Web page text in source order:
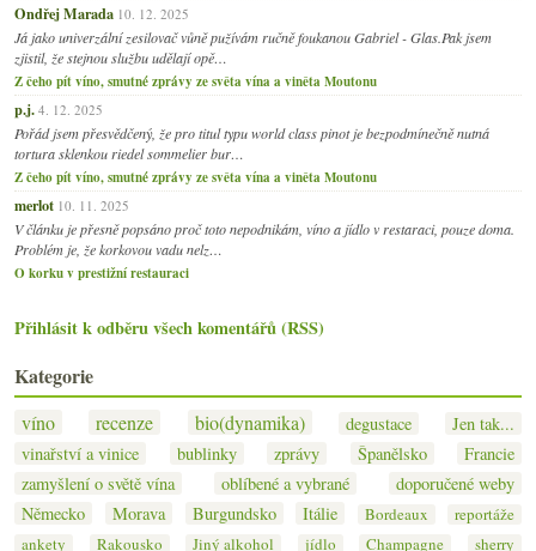
Ondřej Marada 10. 12. 2025
Já jako univerzální zesilovač vůně pužívám ručně foukanou Gabriel - Glas.Pak jsem
zjistil, že stejnou službu udělají opě…
Z čeho pít víno, smutné zprávy ze světa vína a viněta Moutonu
p.j. 4. 12. 2025
Pořád jsem přesvědčený, že pro titul typu world class pinot je bezpodmínečně nutná
tortura sklenkou riedel sommelier bur…
Z čeho pít víno, smutné zprávy ze světa vína a viněta Moutonu
merlot 10. 11. 2025
V článku je přesně popsáno proč toto nepodnikám, víno a jídlo v restaraci, pouze doma.
Problém je, že korkovou vadu nelz…
O korku v prestižní restauraci
Přihlásit k odběru všech komentářů (RSS)
Kategorie
víno recenze bio(dynamika) degustace
Jen tak...
vinařství a vinice
bublinky zprávy Španělsko
Francie
zamyšlení o světě vína
oblíbené a vybrané
doporučené weby
Německo
Morava Burgundsko Itálie Bordeaux
reportáže
ankety
Rakousko Jiný alkohol jídlo Champagne sherry